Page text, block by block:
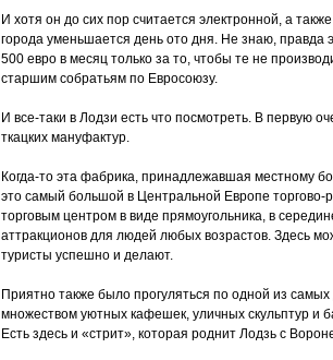
И хотя он до сих пор считается электронной, а
города уменьшается день ото дня. Не знаю,
500 евро в месяц только за то, чтобы те не
старшим собратьям по Евросоюзу.
И все-таки в Лодзи есть что посмотреть. В первую
ткацких мануфактур.
Когда-то эта фабрика, принадлежавшая местному
это самый большой в Центральной Европе
торговым центром в виде прямоугольника, в
аттракционов для людей любых возрастов. Здесь
туристы успешно и делают.
Приятно также было прогуляться по одной из
множеством уютных кафешек, уличных скульптур и
Есть здесь и «стрит», которая роднит Лодзь с